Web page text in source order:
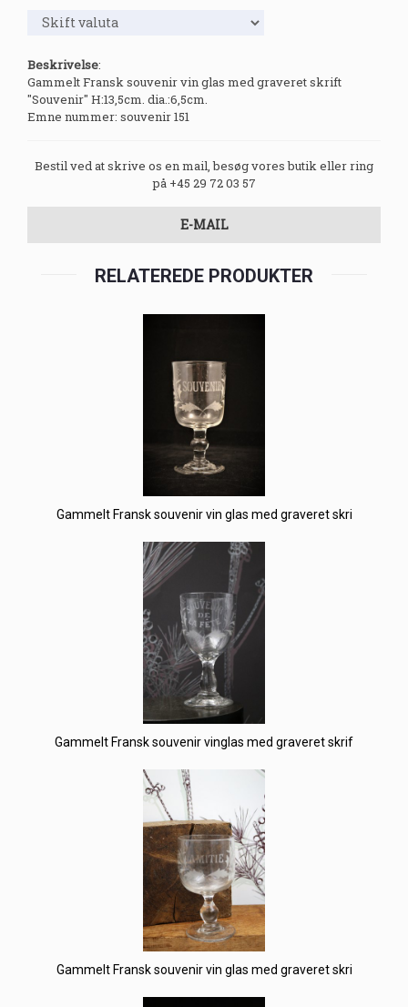
Beskrivelse:
Gammelt Fransk souvenir vin glas med graveret skrift
"Souvenir" H:13,5cm. dia.:6,5cm.
Emne nummer: souvenir 151
Bestil ved at skrive os en mail, besøg vores butik eller ring
på +45 29 72 03 57
E-MAIL
RELATEREDE PRODUKTER
Gammelt Fransk souvenir vin glas med graveret skri
Gammelt Fransk souvenir vinglas med graveret skrif
Gammelt Fransk souvenir vin glas med graveret skri